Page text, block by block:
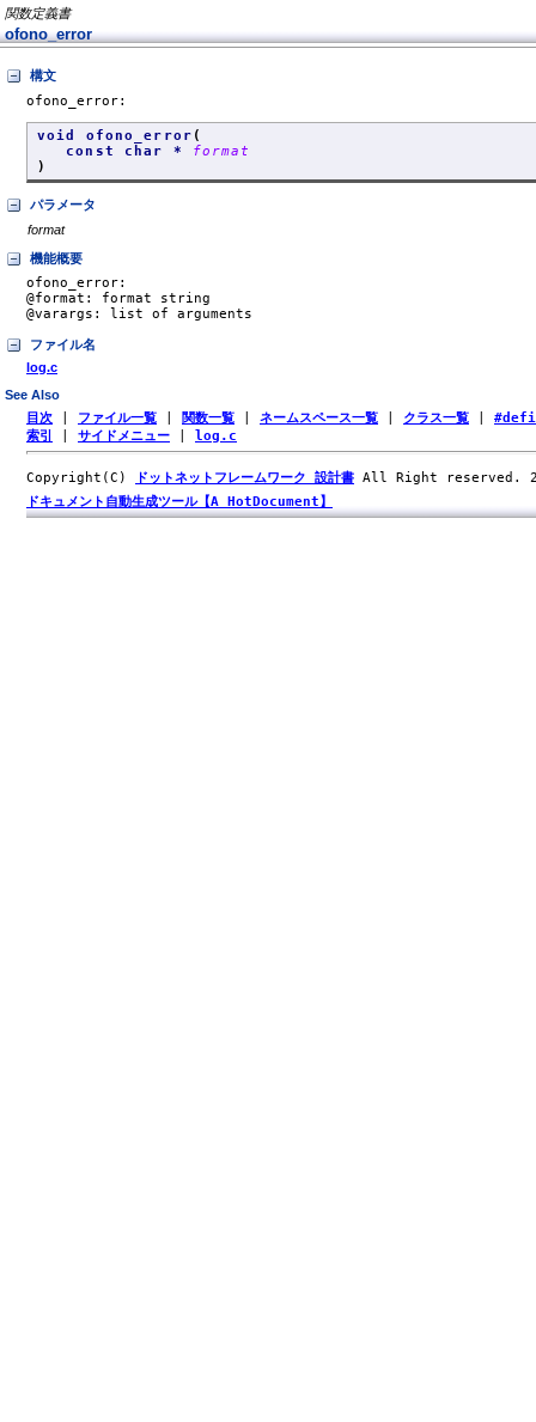
関数定義書
ofono_error
構文
ofono_error:
void ofono_error (
const char * format
)
パラメータ
format
機能概要
ofono_error:
@format: format string
@varargs: list of arguments
ファイル名
log.c
See Also
目次 ファイル一覧 関数一覧 ネームスペース一覧 クラス一覧
索引
サイドメニュー log.c
Copyright(C) ドットネットフレームワーク 設計書 All Right reserved.
ドキュメント自動生成ツール【A HotDocument】